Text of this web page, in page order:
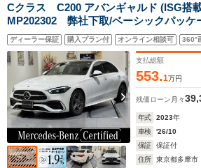
Cクラス C200 アバンギャルド (ISG搭
MP202302 弊社下取/ベーシックパッケ
クスライディングルーフ/ヘッドアップデ
度カメラ/MBUX ARナビ/アップルカー
ントライト/認定中古車2年保証
ディーラー保証 購入プラン付 オンライン相談可 360°
支払総額
553.1万円
残価ローン 月々
年式 2023年
車検
'26/10
保証
保証付
住所
東京都多摩市